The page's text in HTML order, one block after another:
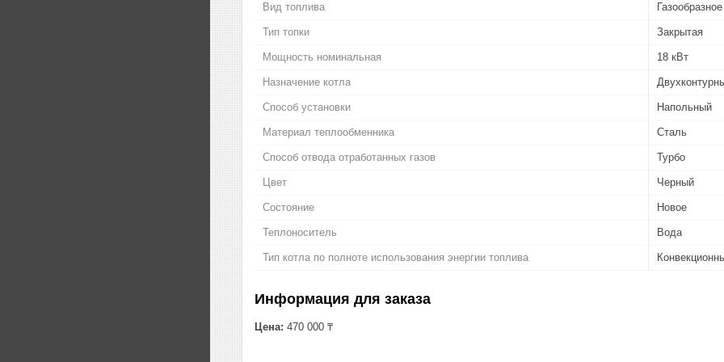
Вид топлива Газообразное
Тип топки Закрытая
Мощность номинальная 18 кВт
Назначение котла
Способ установки Напольный
Материал теплообменника Сталь
Способ отвода отработанных газов Турбо
Цвет Черный
Состояние Новое
Теплоноситель Вода
Тип котла по полноте использования энергии топлива
Информация для заказа
Цена: 470 000 ₸